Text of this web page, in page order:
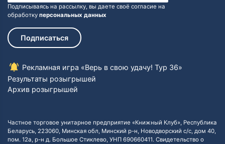
Подписываясь на рассылку, вы даете своё согласие на
обработку персональных данных
Подписаться
Рекламная игра «Верь в свою удачу! Тур 36»
Результаты розыгрышей
Архив розыгрышей
Частное торговое унитарное предприятие «Книжный Клуб», Республика
Беларусь, 223060, Минская обл, Минский р-н, Новодворский с/с, дом 40,
пом. 12а, р-н д. Большое Стиклево, УНП 690660411. Свидетельство о